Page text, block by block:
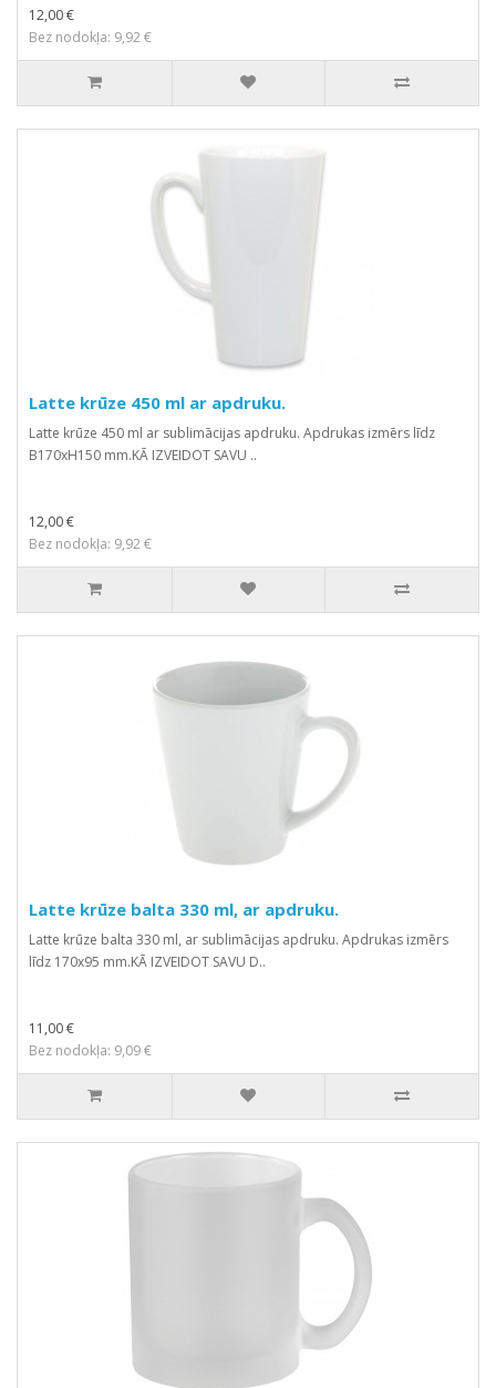
12,00 €
Bez nodokļa: 9,92 €
Latte krūze 450 ml ar apdruku.
Latte krūze 450 ml ar sublimācijas apdruku. Apdrukas izmērs līdz
B170хH150 mm.KĀ IZVEIDOT SAVU ..
12,00 €
Bez nodokļa: 9,92 €
Latte krūze balta 330 ml, ar apdruku.
Latte krūze balta 330 ml, ar sublimācijas apdruku. Apdrukas izmērs
līdz 170x95 mm.KĀ IZVEIDOT SAVU D..
11,00 €
Bez nodokļa: 9,09 €